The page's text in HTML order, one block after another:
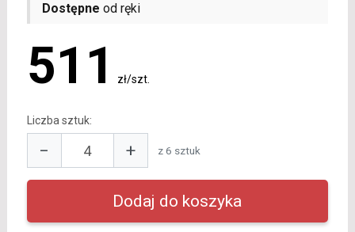
Dostępne od ręki
511 zł/szt.
Liczba sztuk:
− + z 6 sztuk